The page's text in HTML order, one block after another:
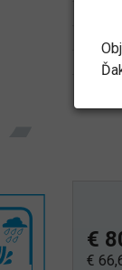
Dezén
€
€